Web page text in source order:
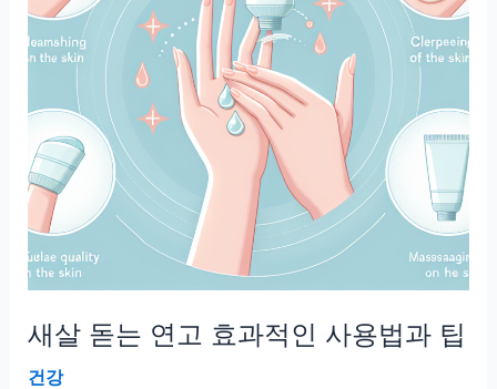
용
방
효
과
사
용
방
법
새살 돋는 연고 효과적인 사용법과 팁
건강